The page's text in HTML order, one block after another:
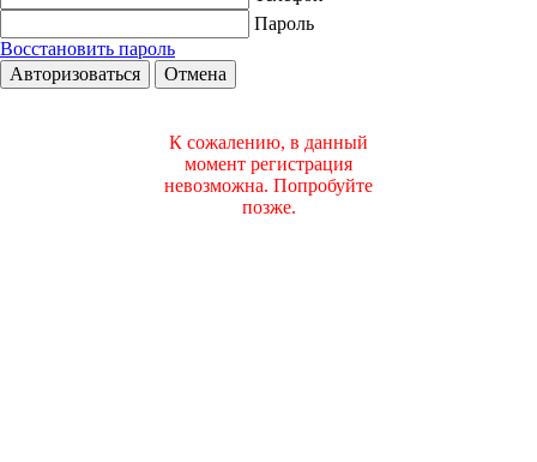
Пароль
Восстановить пароль
Авторизоваться
Отмена
К сожалению, в данный
момент регистрация
невозможна. Попробуйте
позже.